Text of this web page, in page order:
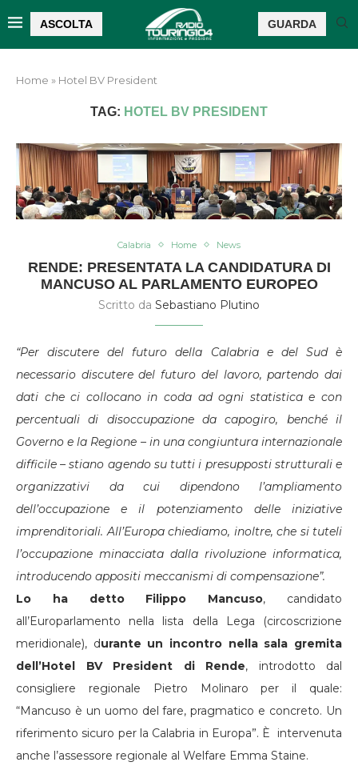
ASCOLTA GUARDA
Home » Hotel BV President
TAG: HOTEL BV PRESIDENT
Calabria Home News
RENDE: PRESENTATA LA CANDIDATURA DI
MANCUSO AL PARLAMENTO EUROPEO
Scritto da Sebastiano Plutino
“Per discutere del futuro della Calabria e del Sud è
necessario discutere del futuro del lavoro, partendo dai
dati che ci collocano in coda ad ogni statistica e con
percentuali di disoccupazione da capogiro, benché il
Governo e la Regione – in una congiuntura internazionale
difficile – stiano agendo su tutti i presupposti strutturali e
organizzativi da cui dipendono l’ampliamento
dell’occupazione e il potenziamento delle iniziative
imprenditoriali. All’Europa chiediamo, inoltre, che si tuteli
l’occupazione minacciata dalla rivoluzione informatica,
introducendo appositi meccanismi di compensazione”.
Lo ha detto Filippo Mancuso, candidato
all’Europarlamento nella lista della Lega (circoscrizione
meridionale), durante un incontro nella sala gremita
dell’Hotel BV President di Rende, introdotto dal
consigliere regionale Pietro Molinaro per il quale:
“Mancuso è un uomo del fare, pragmatico e concreto. Un
riferimento sicuro per la Calabria in Europa”. È intervenuta
anche l’assessore regionale al Welfare Emma Staine.